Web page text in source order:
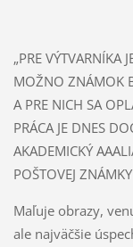
„PRE VÝTVARNÍKA
MOŽNO ZNÁMOK
A PRE NICH SA
PRÁCA JE DNES
AKADEMICKÝ
POŠTOVEJ
Maľuje obrazy,
ale najväčšie